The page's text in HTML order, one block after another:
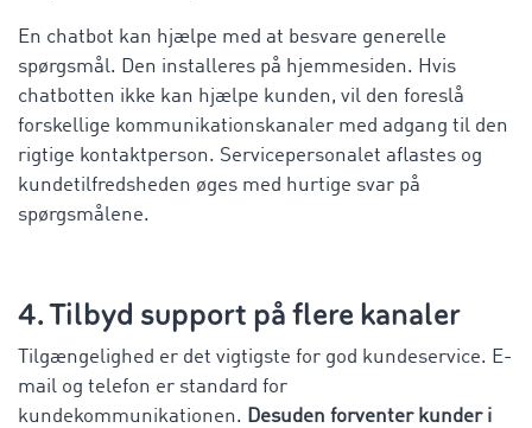
En chatbot kan hjælpe med at besvare generelle
spørgsmål. Den installeres på hjemmesiden. Hvis
chatbotten ikke kan hjælpe kunden, vil den foreslå
forskellige kommunikationskanaler med adgang til den
rigtige kontaktperson. Servicepersonalet aflastes og
kundetilfredsheden øges med hurtige svar på
spørgsmålene.
4. Tilbyd support på flere kanaler
Tilgængelighed er det vigtigste for god kundeservice. E-
mail og telefon er standard for
kundekommunikationen. Desuden forventer kunder i